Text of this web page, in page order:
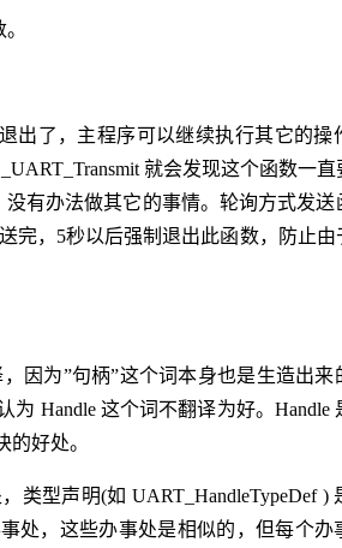
出了，主程序可以继续执行其它的操
就会发现这个函数一
有办法做其它的事情。轮询方式发送
完，5秒以后强制退出此函数，防止由
因为”句柄”这个词本身也是生造出
Handle 这个词不翻译为好。Handle
好处。
型声明(如 UART_HandleTypeDef )
处，这些办事处是相似的，但每个办